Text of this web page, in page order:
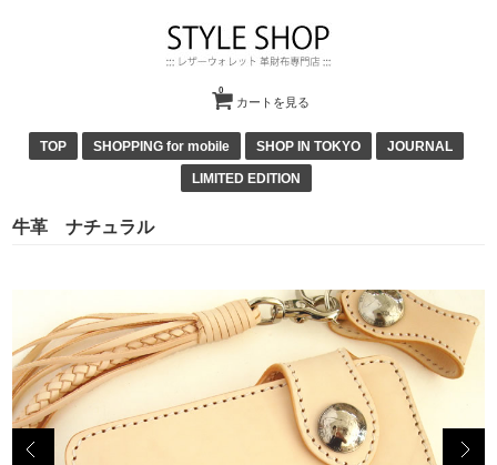
カートを見る
0
TOP SHOPPING for mobile SHOP IN TOKYO JOURNAL
LIMITED EDITION
牛革 ナチュラル